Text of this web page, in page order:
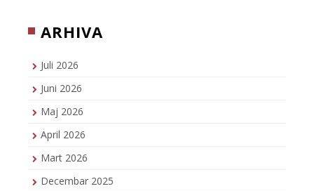
ARHIVA
Juli 2026
Juni 2026
Maj 2026
April 2026
Mart 2026
Decembar 2025